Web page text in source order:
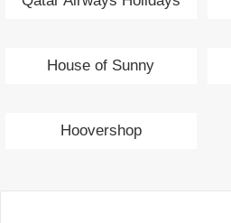
House of Sunny
Hoovershop